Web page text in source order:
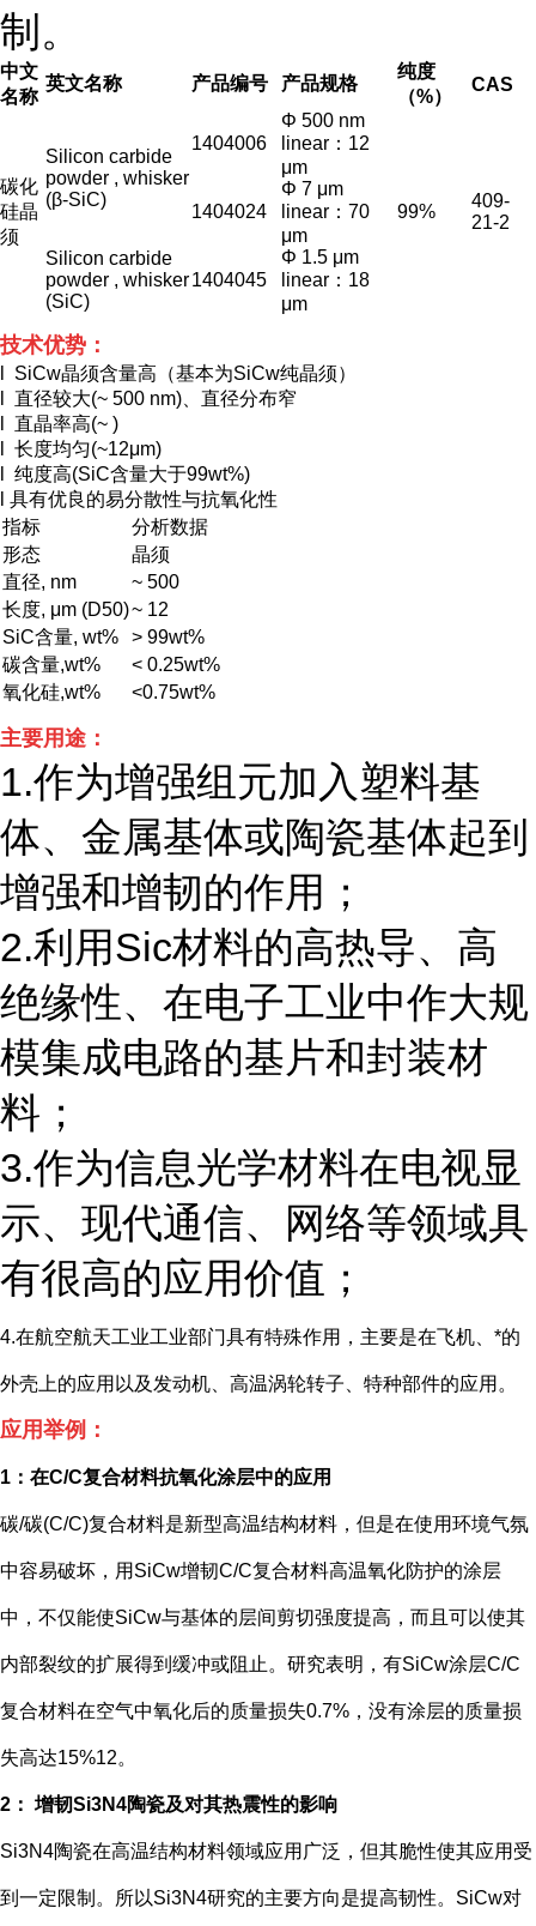
制。
中文
名称
英文名称 产品编号 产品规格
纯度
（%）
CAS
碳化
硅晶
须
Silicon carbide
powder , whisker
(β-SiC)
1404006
Φ 500 nm
linear：12
μm
99%
409-
21-2
1404024
Φ 7 μm
linear：70
μm
Silicon carbide
powder , whisker
(SiC)
1404045
Φ 1.5 μm
linear：18
μm
技术优势：
l SiCw晶须含量高（基本为SiCw纯晶须）
l 直径较大(~ 500 nm)、直径分布窄
l 直晶率高(~ )
l 长度均匀(~12μm)
l 纯度高(SiC含量大于99wt%)
l 具有优良的易分散性与抗氧化性
指标
分析数据
形态
晶须
直径, nm
~ 500
长度, μm (D50)~ 12
SiC含量, wt%
> 99wt%
碳含量,wt%
< 0.25wt%
氧化硅,wt%
<0.75wt%
主要用途：
1.作为增强组元加入塑料基
体、金属基体或陶瓷基体起到
增强和增韧的作用；
2.利用Sic材料的高热导、高
绝缘性、在电子工业中作大规
模集成电路的基片和封装材
料；
3.作为信息光学材料在电视显
示、现代通信、网络等领域具
有很高的应用价值；
4.在航空航天工业工业部门具有特殊作用，主要是在飞机、*的
外壳上的应用以及发动机、高温涡轮转子、特种部件的应用。
应用举例：
1：在C/C复合材料抗氧化涂层中的应用
碳/碳(C/C)复合材料是新型高温结构材料，但是在使用环境气氛
中容易破坏，用SiCw增韧C/C复合材料高温氧化防护的涂层
中，不仅能使SiCw与基体的层间剪切强度提高，而且可以使其
内部裂纹的扩展得到缓冲或阻止。研究表明，有SiCw涂层C/C
复合材料在空气中氧化后的质量损失0.7%，没有涂层的质量损
失高达15%12。
2： 增韧Si3N4陶瓷及对其热震性的影响
Si3N4陶瓷在高温结构材料领域应用广泛，但其脆性使其应用受
到一定限制。所以Si3N4研究的主要方向是提高韧性。SiCw对